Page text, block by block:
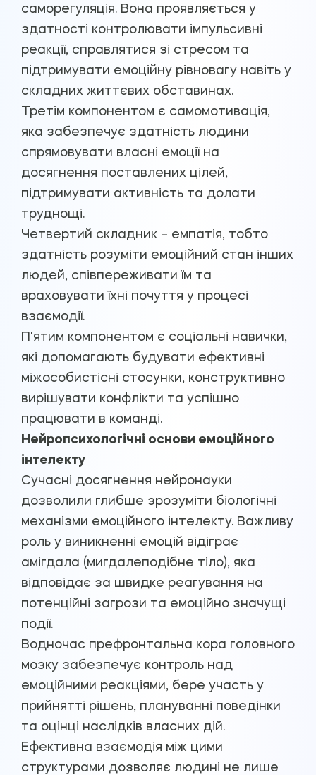
саморегуляція. Вона проявляється у
здатності контролювати імпульсивні
реакції, справлятися зі стресом та
підтримувати емоційну рівновагу навіть у
складних життєвих обставинах.
Третім компонентом є самомотивація,
яка забезпечує здатність людини
спрямовувати власні емоції на
досягнення поставлених цілей,
підтримувати активність та долати
труднощі.
Четвертий складник – емпатія, тобто
здатність розуміти емоційний стан інших
людей, співпереживати їм та
враховувати їхні почуття у процесі
взаємодії.
П'ятим компонентом є соціальні навички,
які допомагають будувати ефективні
міжособистісні стосунки, конструктивно
вирішувати конфлікти та успішно
працювати в команді.
Нейропсихологічні основи емоційного
інтелекту
Сучасні досягнення нейронауки
дозволили глибше зрозуміти біологічні
механізми емоційного інтелекту. Важливу
роль у виникненні емоцій відіграє
амігдала (мигдалеподібне тіло), яка
відповідає за швидке реагування на
потенційні загрози та емоційно значущі
події.
Водночас префронтальна кора головного
мозку забезпечує контроль над
емоційними реакціями, бере участь у
прийнятті рішень, плануванні поведінки
та оцінці наслідків власних дій.
Ефективна взаємодія між цими
структурами дозволяє людині не лише